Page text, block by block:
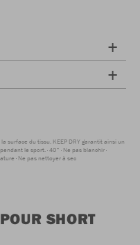
surface du tissu. KEEP DRY garantit ainsi un
le sport. 40° Ne pas blanchir
Ne pas nettoyer à sec
SHORT